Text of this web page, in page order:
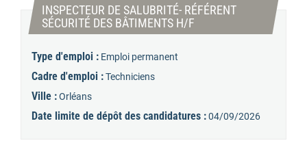
INSPECTEUR DE SALUBRITÉ- RÉFÉRENT
SÉCURITÉ DES BÂTIMENTS H/F (Nouvelle fenêtre)
Type d'emploi : Emploi permanent
Cadre d'emploi :Techniciens
Ville :Orléans
Date limite de dépôt des candidatures :04/09/2026